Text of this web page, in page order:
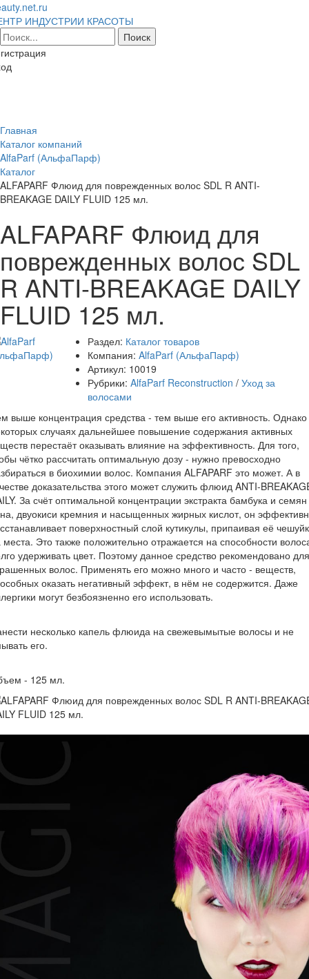
ИНДУСТРИИ КРАСОТЫ
Главная
Каталог компаний
AlfaParf (АльфаПарф)
Каталог
ALFAPARF Флюид для поврежденных волос SDL R ANTI-
BREAKAGE DAILY FLUID 125 мл.
ALFAPARF Флюид для
поврежденных волос SDL
R ANTI-BREAKAGE DAILY
FLUID 125 мл.
Раздел: Каталог товаров
Компания: AlfaParf (АльфаПарф)
Артикул: 10019
Рубрики: AlfaParf Reconstruction / Уход за
волосами
выше концентрация средства - тем выше его активность. Однако
случаях дальнейшее повышение содержания активных
перестаёт оказывать влияние на эффективность. Для того,
чётко рассчитать оптимальную дозу - нужно превосходно
в биохимии волос. Компания ALFAPARF это может. А в
доказательства этого может служить флюид ANTI-
За счёт оптимальной концентрации экстракта бамбука и семян
двуокиси кремния и насыщенных жирных кислот, он
поверхностный слой кутикулы, припаивая её
места. Это также положительно отражается на способности
удерживать цвет. Поэтому данное средство рекомендовано для
волос. Применять его можно много и часто - веществ,
оказать негативный эффект, в нём не содержится. Даже
могут безбоязненно его использовать.
несколько капель флюида на свежевымытые волосы и не
его.
- 125 мл.